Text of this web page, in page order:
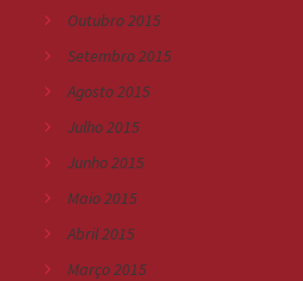
Outubro 2015
Setembro 2015
Agosto 2015
Julho 2015
Junho 2015
Maio 2015
Abril 2015
Março 2015